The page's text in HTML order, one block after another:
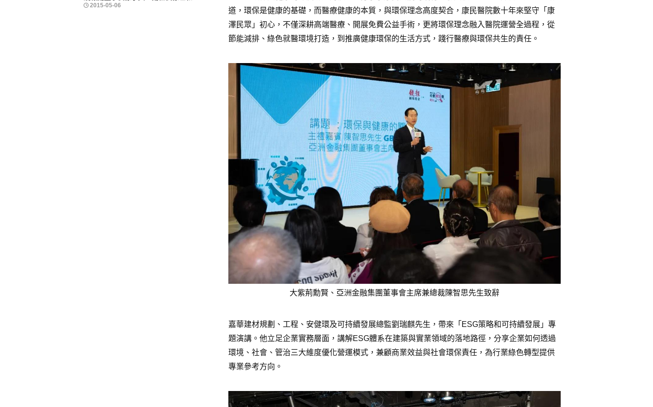
道，環保是健康的基礎，而醫療健康的本質，與環保理念高度契合，康民醫院數十年來堅守「康
澤民眾」初心，不僅深耕高端醫療、開展免費公益手術，更將環保理念融入醫院運營全過程，從
節能減排、綠色就醫環境打造，到推廣健康環保的生活方式，踐行醫療與環保共生的責任。
大紫荊勳賢、亞洲金融集團董事會主席兼總裁陳智思先生致辭
嘉華建材規劃、工程、安健環及可持續發展總監劉瑞麒先生，帶來「 ESG策略和可持續發展」專
題演講。他立足企業實務層面，講解ESG體系在建築與實業領域的落地路徑，分享企業如何透過
環境、社會、管治三大維度優化營運模式，兼顧商業效益與社會環保責任，為行業綠色轉型提供
專業參考方向。